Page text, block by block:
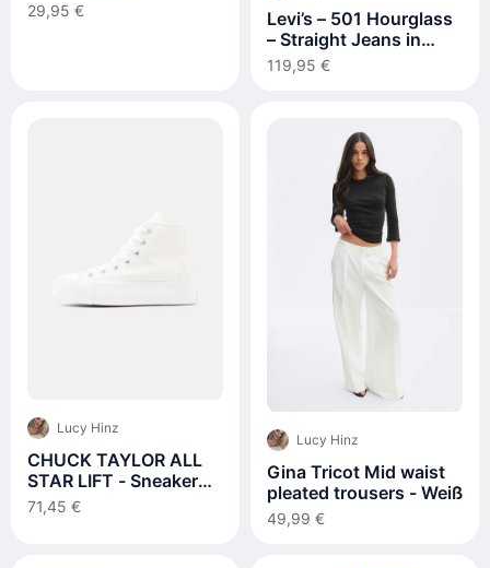
29,95 €
Levi’s – 501 Hourglass
– Straight Jeans in
hellblauer Waschung
119,95 €
Lucy Hinz
CHUCK TAYLOR ALL
STAR LIFT - Sneaker
high - egret/black
71,45 €
Lucy Hinz
Gina Tricot Mid waist
pleated trousers - Weiß
49,99 €